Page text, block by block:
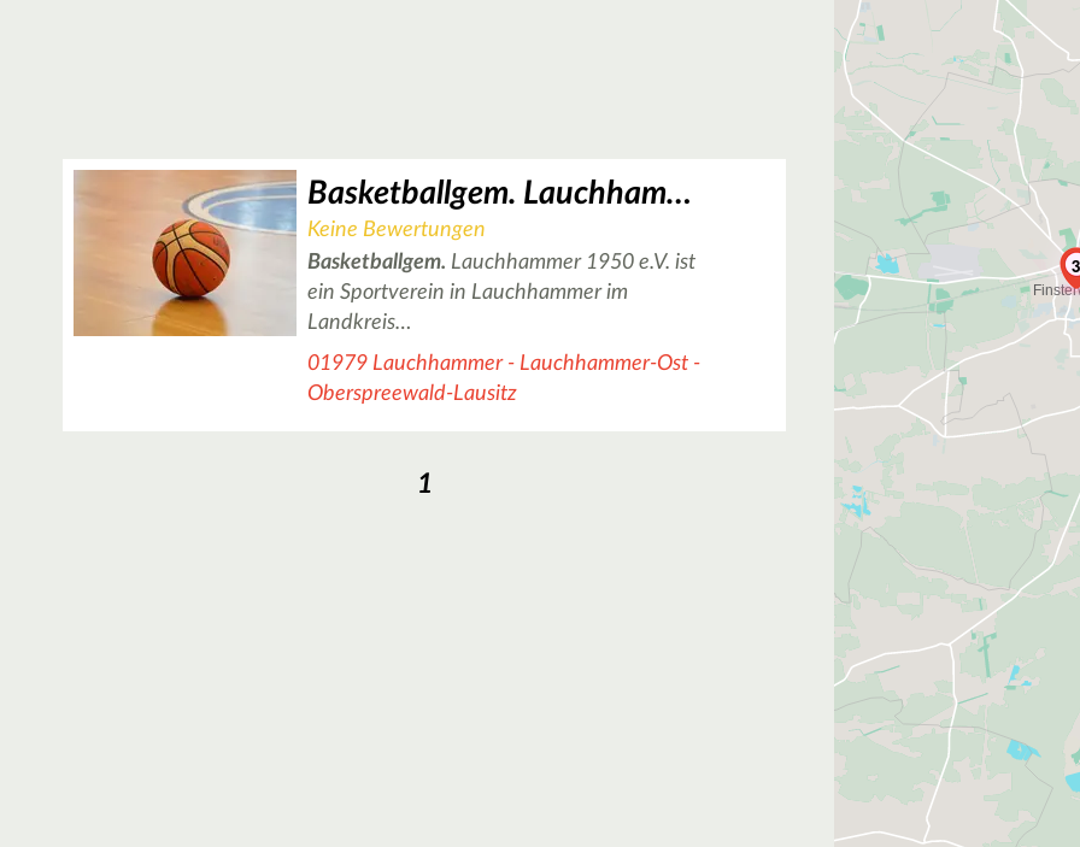
Basketballgem. Lauchhammer 1950 e.V.
Keine Bewertungen
Basketballgem. Lauchhammer 1950 e.V. ist
ein Sportverein in Lauchhammer im
Landkreis…
01979 Lauchhammer - Lauchhammer-Ost -
Oberspreewald-Lausitz
1
3